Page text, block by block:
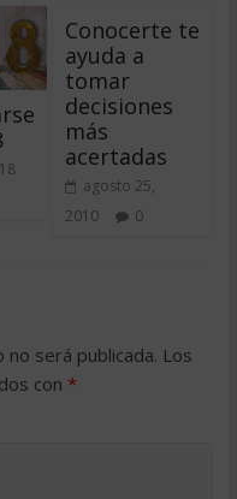
Conocerte te
ayuda a
tomar
decisiones
más
acertadas
agosto 25,
2010
0
será publicada. Los
con *